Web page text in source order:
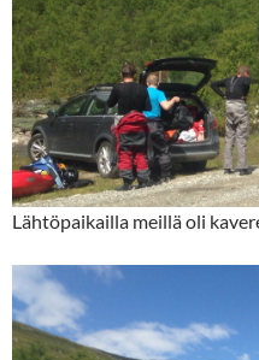
Lähtöpaikailla meillä oli